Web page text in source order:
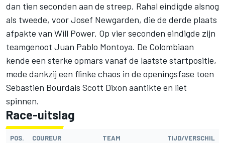
dan tien seconden aan de streep. Rahal eindigde alsnog
als tweede, voor Josef Newgarden, die de derde plaats
afpakte van Will Power. Op vier seconden eindigde zijn
teamgenoot Juan Pablo Montoya. De Colombiaan
kende een sterke opmars vanaf de laatste startpositie,
mede dankzij een flinke chaos in de openingsfase toen
Sebastien Bourdais Scott Dixon aantikte en liet
spinnen.
Race-uitslag
POS. COUREUR TEAM TIJD/VERSCHIL